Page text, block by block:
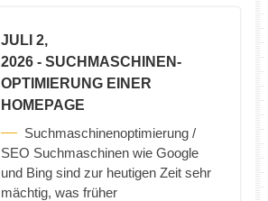
JULI 2,
2026 - SUCHMASCHINEN-
OPTIMIERUNG EINER
HOMEPAGE
Suchmaschinenoptimierung /
SEO Suchmaschinen wie Google
und Bing sind zur heutigen Zeit sehr
mächtig, was früher